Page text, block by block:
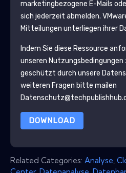
marketingbezogene E-Mails
sich jederzeit abmelden.
Mitteilungen unterliegen ihrer
Indem Sie diese Ressource
unseren Nutzungsbedingungen
geschützt durch unsere
weiteren Fragen bitte mailen
DOWNLOAD
Related Categories: Analyse